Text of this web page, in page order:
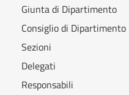
Giunta di Dipartimento
Consiglio di Dipartimento
Sezioni
Delegati
Responsabili